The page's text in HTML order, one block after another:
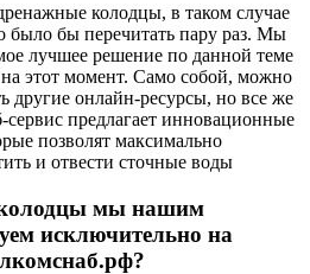
колодцы, в таком случае
было бы перечитать пару раз. Мы
лучшее решение по данной теме
этот момент. Само собой, можно
другие онлайн-ресурсы, но все же
сервис предлагает инновационные
позволят максимально
и отвести сточные воды
мы нашим
исключительно на